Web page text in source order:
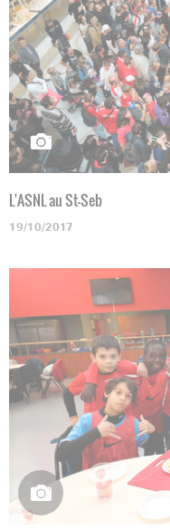
L'ASNL au St-Seb
19/10/2017